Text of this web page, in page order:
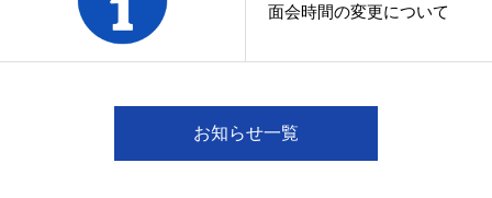
面会時間の変更について
お知らせ一覧